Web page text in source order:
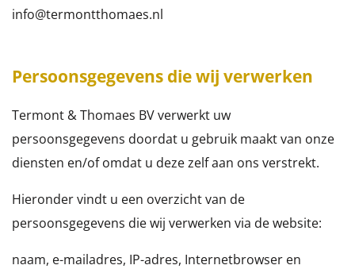
info@termontthomaes.nl
Persoonsgegevens die wij verwerken
Termont & Thomaes BV verwerkt uw
persoonsgegevens doordat u gebruik maakt van onze
diensten en/of omdat u deze zelf aan ons verstrekt.
Hieronder vindt u een overzicht van de
persoonsgegevens die wij verwerken via de website:
naam, e-mailadres, IP-adres, Internetbrowser en